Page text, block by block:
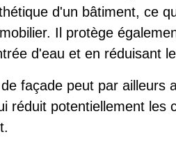
d'un bâtiment, ce
Il protège
d'eau et en réduisant
façade peut par ailleurs
réduit potentiellement les